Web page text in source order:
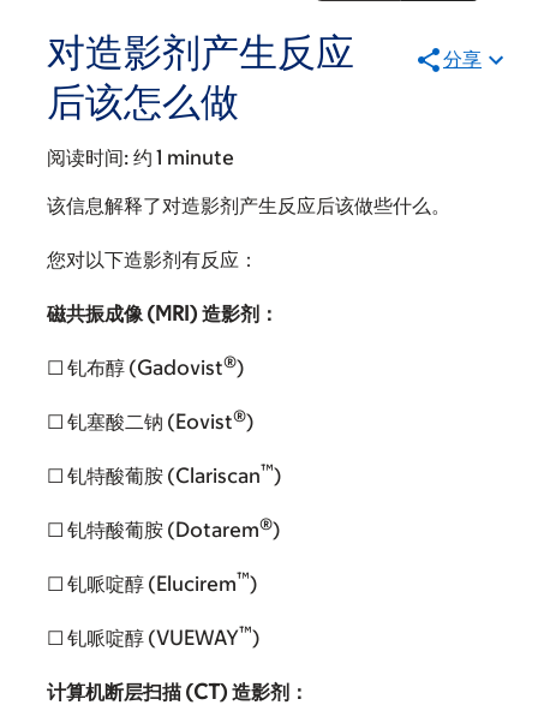
对造影剂产生反应
后该怎么做
分享
阅读时间: 约 1 minute
该信息解释了对造影剂产生反应后该做些什么。
您对以下造影剂有反应：
磁共振成像 (MRI) 造影剂：
☐ 钆布醇 (Gadovist®)
☐ 钆塞酸二钠 (Eovist®)
☐ 钆特酸葡胺 (Clariscan™)
☐ 钆特酸葡胺 (Dotarem®)
☐ 钆哌啶醇 (Elucirem™)
☐ 钆哌啶醇 (VUEWAY™)
计算机断层扫描 (CT) 造影剂：